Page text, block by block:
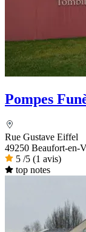
Pompes
Rue Gustave Eiffel
49250 Beaufort-en-
5 /5 (1 avis)
top notes